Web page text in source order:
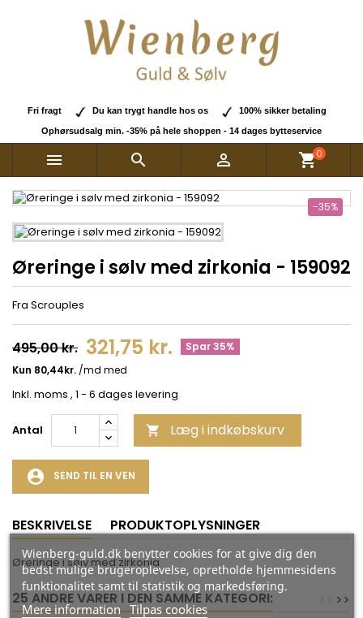
Fri fragt Du kan trygt handle hos os 100% sikker betaling
Ophørsudsalg min. -35% på hele shoppen - 14 dages bytteservice
   shopping_cart0
-35%
Øreringe i sølv med zirkonia - 159092
Fra Scrouples
495,00 kr. 321,75 kr. Spar 35%
Inkl. moms , 1 - 6 dages levering
Antal  Læg i indkøbskurv
account_circle SEND TIL EN VEN
BESKRIVELSE PRODUKTOPLYSNINGER
Øreringe i sølv med zirkonia
25 ANDRE VARER I DEN SAMME KATEGORI: >>
Wienberg-guld.dk benytter cookies for at give dig den
bedst mulige brugeroplevelse, opretholde hjemmesidens
funktionalitet samt til statistik og markedsføring.
Mere information Tilpas cookies